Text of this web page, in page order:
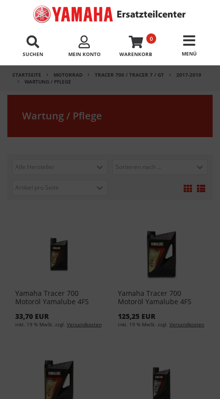
SUCHEN MEIN KONTO
0
WARENKORB
STARTSEITE MOTORRAD TRACER 700 / TRACER 7 / GT
2017-2019
WARTUNG / PFLEGE
Wartung / Pflege
Alle Hersteller Sortieren nach ...
Artikel pro Seite
Yamaha Tracer 700
Motoröl Yamalube 4FS
01-04 (EUR 25,95L)
33,70 EUR
inkl. 19 % MwSt. zzgl. Versandkosten
Yamaha Tracer 700
Motoröl Yamalube 4FS
04-05 (EUR 24,13/L)
125,25 EUR
inkl. 19 % MwSt. zzgl. Versandkosten